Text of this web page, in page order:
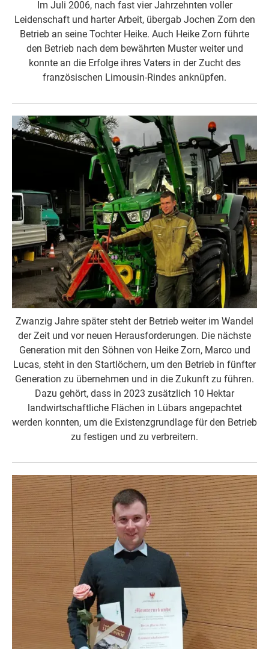
Im Juli 2006, nach fast vier Jahrzehnten voller
Leidenschaft und harter Arbeit, übergab Jochen Zorn den
Betrieb an seine Tochter Heike. Auch Heike Zorn führte
den Betrieb nach dem bewährten Muster weiter und
konnte an die Erfolge ihres Vaters in der Zucht des
französischen Limousin-Rindes anknüpfen.
Zwanzig Jahre später steht der Betrieb weiter im Wandel
der Zeit und vor neuen Herausforderungen. Die nächste
Generation mit den Söhnen von Heike Zorn, Marco und
Lucas, steht in den Startlöchern, um den Betrieb in fünfter
Generation zu übernehmen und in die Zukunft zu führen.
Dazu gehört, dass in 2023 zusätzlich 10 Hektar
landwirtschaftliche Flächen in Lübars angepachtet
werden konnten, um die Existenzgrundlage für den Betrieb
zu festigen und zu verbreitern.